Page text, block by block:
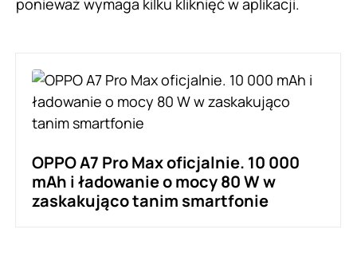
ponieważ wymaga kilku kliknięć w aplikacji.
OPPO A7 Pro Max oficjalnie. 10 000
mAh i ładowanie o mocy 80 W w
zaskakująco tanim smartfonie